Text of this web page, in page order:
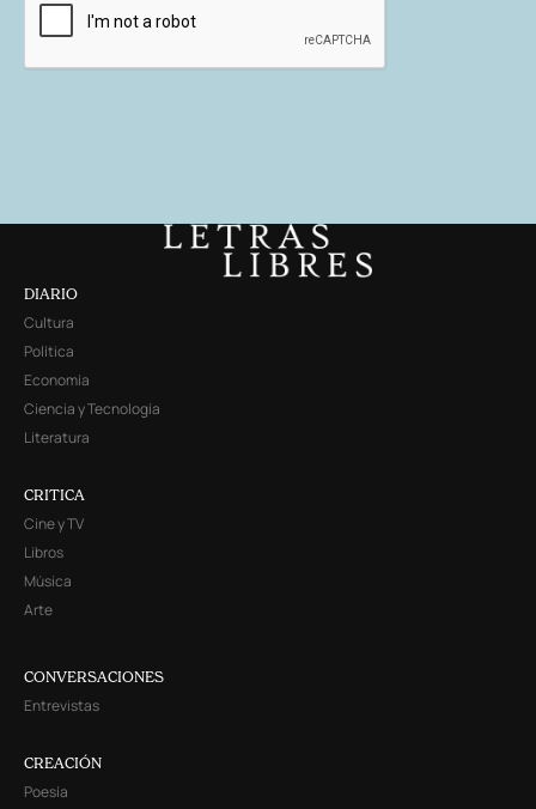
DIARIO
Cultura
Política
Economía
Ciencia y Tecnología
Literatura
CRITICA
Cine y TV
Libros
Música
Arte
CONVERSACIONES
Entrevistas
CREACIÓN
Poesía